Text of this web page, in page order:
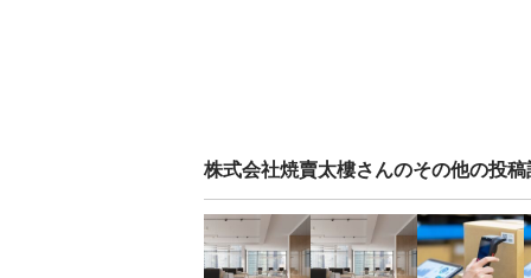
株式会社焼賣太樓さんのその他の投稿